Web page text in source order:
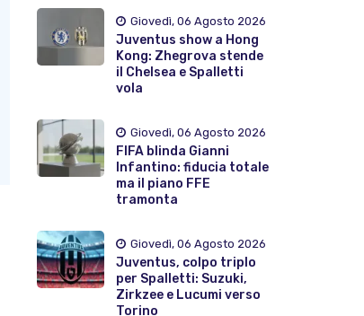
Giovedì, 06 Agosto 2026
Juventus show a Hong
Kong: Zhegrova stende
il Chelsea e Spalletti
vola
Giovedì, 06 Agosto 2026
FIFA blinda Gianni
Infantino: fiducia totale
ma il piano FFE
tramonta
Giovedì, 06 Agosto 2026
Juventus, colpo triplo
per Spalletti: Suzuki,
Zirkzee e Lucumi verso
Torino